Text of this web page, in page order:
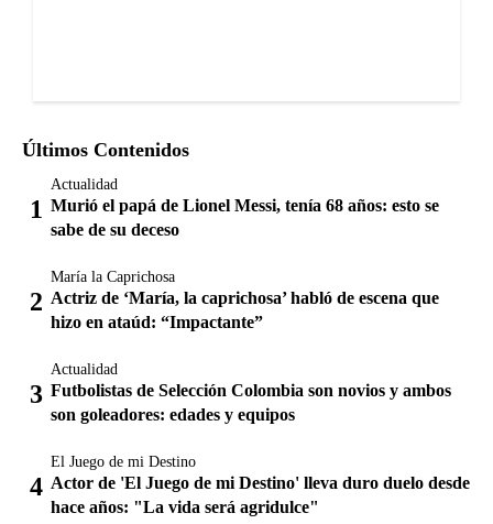
Últimos Contenidos
Actualidad
Murió el papá de Lionel Messi, tenía 68 años: esto se
sabe de su deceso
María la Caprichosa
Actriz de ‘María, la caprichosa’ habló de escena que
hizo en ataúd: “Impactante”
Actualidad
Futbolistas de Selección Colombia son novios y ambos
son goleadores: edades y equipos
El Juego de mi Destino
Actor de 'El Juego de mi Destino' lleva duro duelo desde
hace años: "La vida será agridulce"